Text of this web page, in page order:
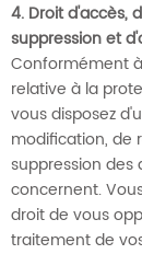
4. Droit d'accès,
suppression et
Conformément
relative à la
vous disposez
modification, de
suppression des
concernent.
droit de vous
traitement de